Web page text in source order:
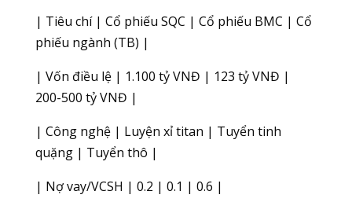
| Tiêu chí | Cổ phiếu SQC | Cổ phiếu BMC | Cổ
phiếu ngành (TB) |
| Vốn điều lệ | 1.100 tỷ VNĐ | 123 tỷ VNĐ |
200-500 tỷ VNĐ |
| Công nghệ | Luyện xỉ titan | Tuyển tinh
quặng | Tuyển thô |
| Nợ vay/VCSH | 0.2 | 0.1 | 0.6 |